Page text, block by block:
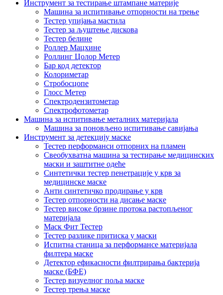
Инструмент за тестирање штампане материје
Машина за испитивање отпорности на трење
Тестер упијања мастила
Тестер за љуштење дискова
Тестер белине
Роллер Мацхине
Роллинг Цолор Метер
Бар код детектор
Колориметар
Стробосцопе
Глосс Метер
Спектродензитометар
Спектрофотометар
Машина за испитивање металних материјала
Машина за поновљено испитивање савијања
Инструмент за детекцију маске
Тестер перформанси отпорних на пламен
Свеобухватна машина за тестирање медицинских
маски и заштитне одеће
Синтетички тестер пенетрације у крв за
медицинске маске
Анти синтетичко продирање у крв
Тестер отпорности на дисање маске
Тестер високе брзине протока растопљеног
материјала
Маск Фит Тестер
Тестер разлике притиска у маски
Испитна станица за перформансе материјала
филтера маске
Детектор ефикасности филтрирања бактерија
маске (БФЕ)
Тестер визуелног поља маске
Тестер трења маске